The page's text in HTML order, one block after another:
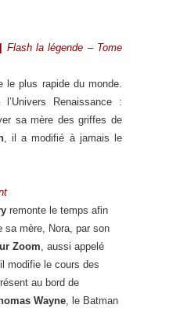
Flash la légende – Tome
le plus rapide du monde.
Renaissance :
sa mère des griffes de
, il a modifié à jamais le
remonte le temps afin
sa mère, Nora, par son
Zoom, aussi appelé
modifie le cours des
au bord de
Wayne, le Batman